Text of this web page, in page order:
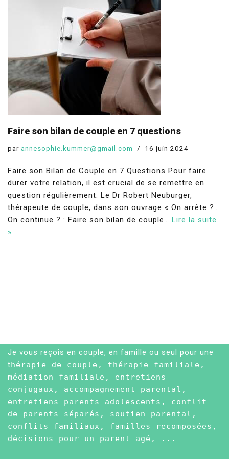
Faire son bilan de couple en 7 questions
par annesophie.kummer@gmail.com 16 juin 2024
Faire son Bilan de Couple en 7 Questions Pour faire
durer votre relation, il est crucial de se remettre en
question régulièrement. Le Dr Robert Neuburger,
thérapeute de couple, dans son ouvrage « On arrête ?…
On continue ? : Faire son bilan de couple… Lire la suite
»
Je vous reçois en couple, en famille ou seul pour une
thérapie de couple, thérapie familiale,
médiation familiale, entretiens
conjugaux, accompagnement parental,
entretiens parents adolescents, conflit
de parents séparés, soutien parental,
conflits familiaux, familles recomposées,
décisions pour un parent agé, ...